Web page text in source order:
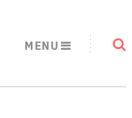
MENU